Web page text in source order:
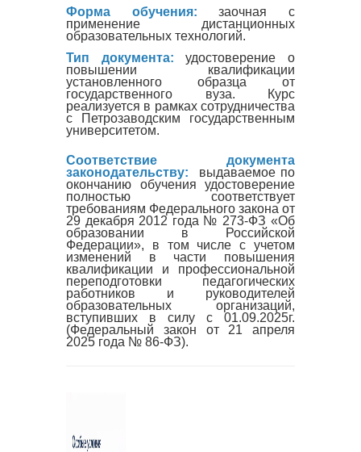
Форма обучения: заочная с
применение дистанционных
образовательных технологий.
Тип документа:удостоверение о
повышении квалификации
установленного образца от
государственного вуза. Курс
реализуется в рамках сотрудничества
с Петрозаводским государственным
университетом.
Соответствие документа
законодательству: выдаваемое по
окончанию обучения удостоверение
полностью соответствует
требованиям Федерального закона от
29 декабря 2012 года № 273-ФЗ «Об
образовании в Российской
Федерации», в том числе с учетом
изменений в части повышения
квалификации и профессиональной
переподготовки педагогических
работников и руководителей
образовательных организаций,
вступивших в силу с 01.09.2025г.
(Федеральный закон от 21 апреля
2025 года № 86-ФЗ).